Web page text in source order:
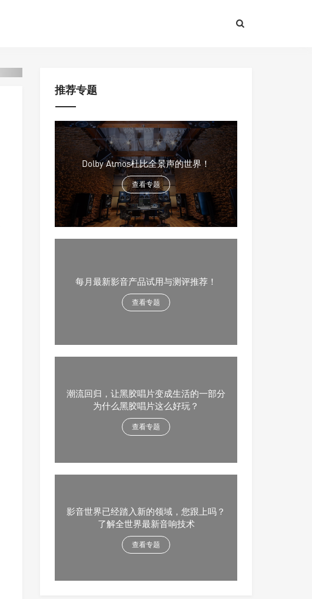
推荐专题
Dolby Atmos杜比全景声的世界！
查看专题
每月最新影音产品试用与测评推荐！
查看专题
潮流回归，让黑胶唱片变成生活的一部分
为什么黑胶唱片这么好玩？
查看专题
影音世界已经踏入新的领域，您跟上吗？
了解全世界最新音响技术
查看专题